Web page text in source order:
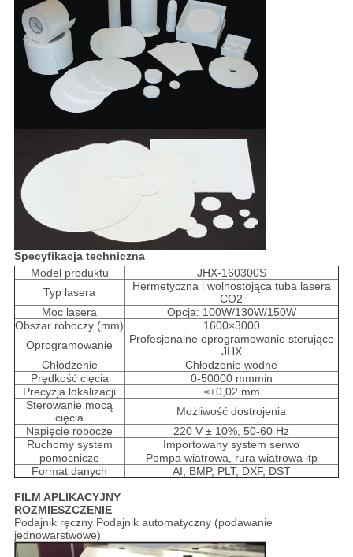
Specyfikacja techniczna
Model produktu
JHX-160300S
Typ lasera
Hermetyczna i wolnostojąca tuba lasera
CO2
Moc lasera
Opcja: 100W/130W/150W
Obszar roboczy (mm)
1600×3000
Oprogramowanie
Profesjonalne oprogramowanie sterujące
JHX
Chłodzenie
Chłodzenie wodne
Prędkość cięcia
0-50000 mmmin
Precyzja lokalizacji
≤±0,02 mm
Sterowanie mocą
cięcia
Możliwość dostrojenia
Napięcie robocze
220 V ± 10%, 50-60 Hz
Ruchomy system
Importowany system serwo
pomocnicze
Pompa wiatrowa, rura wiatrowa itp
Format danych
AI, BMP, PLT, DXF, DST
FILM APLIKACYJNY
ROZMIESZCZENIE
Podajnik ręczny Podajnik automatyczny (podawanie
jednowarstwowe)